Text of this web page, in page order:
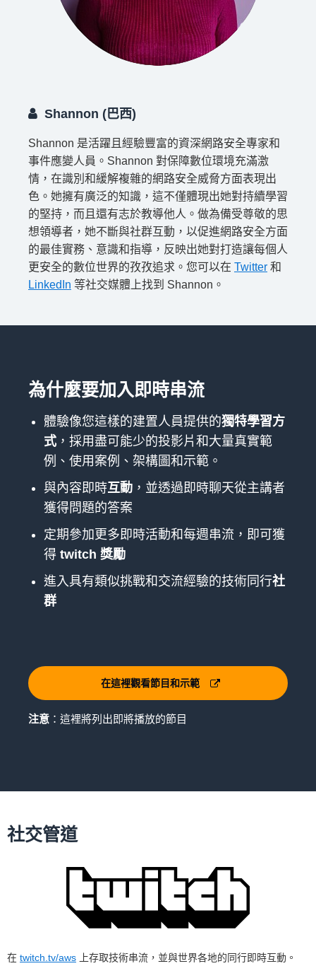
Shannon (巴西)
Shannon 是活躍且經驗豐富的資深網路安全專家和
事件應變人員。Shannon 對保障數位環境充滿激
情，在識別和緩解複雜的網路安全威脅方面表現出
色。她擁有廣泛的知識，這不僅體現出她對持續學習
的堅持，而且還有志於教導他人。做為備受尊敬的思
想領導者，她不斷與社群互動，以促進網路安全方面
的最佳實務、意識和指導，反映出她對打造讓每個人
更安全的數位世界的孜孜追求。您可以在 Twitter 和
LinkedIn 等社交媒體上找到 Shannon。
為什麼要加入即時串流
體驗像您這樣的建置人員提供的獨特學習方
式，採用盡可能少的投影片和大量真實範
例、使用案例、架構圖和示範。
與內容即時互動 ，並透過即時聊天從主講者
獲得問題的答案
定期參加更多即時活動和每週串流，即可獲
得 twitch 獎勵
進入具有類似挑戰和交流經驗的技術同行社
群
在這裡觀看節目和示範
注意 ：這裡將列出即將播放的節目
社交管道
在 twitch.tv/aws 上存取技術串流，並與世界各地的同行即時互動。